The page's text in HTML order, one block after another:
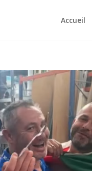
Accueil